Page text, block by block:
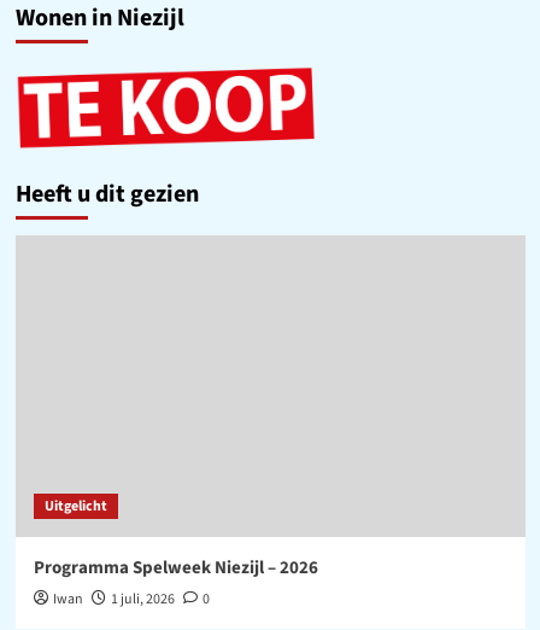
Wonen in Niezijl
Heeft u dit gezien
Uitgelicht
Programma Spelweek Niezijl – 2026
Iwan 1 juli, 2026 0